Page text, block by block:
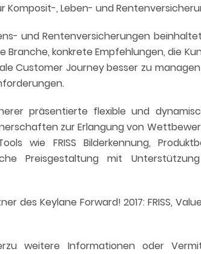
, Leben- und
und Rentenversicherungen
Branche, konkrete Empfehlungen, die
Customer Journey besser zu
präsentierte flexible und
zur Erlangung von
wie FRISS Bilderkennung,
Preisgestaltung mit
des Keylane Forward! 2017: FRISS,
weitere Informationen oder